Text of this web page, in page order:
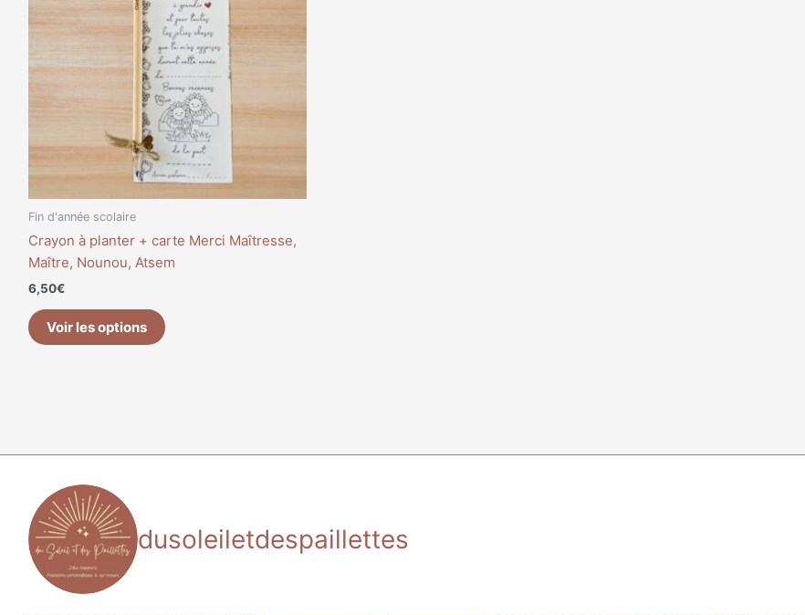
Fin d'année scolaire
Crayon à planter + carte Merci Maîtresse,
Maître, Nounou, Atsem
6,50€
Voir les options
dusoleiletdespaillettes